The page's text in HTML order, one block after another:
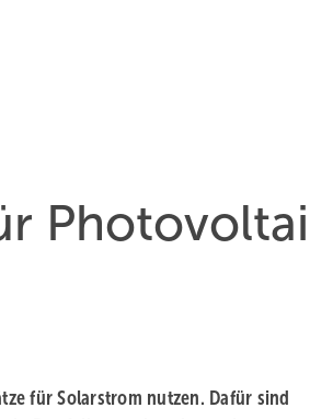
für Solarstrom nutzen. Dafür sind